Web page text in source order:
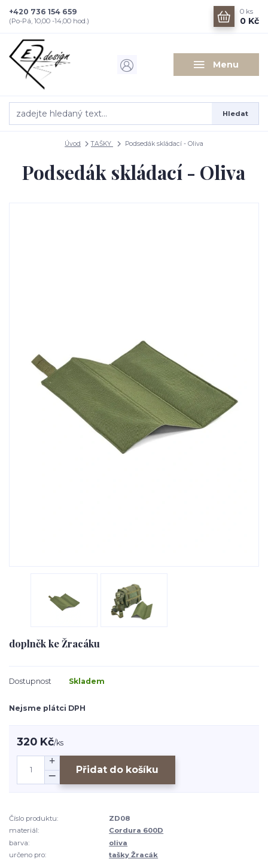
Menu
Hledat
+420 736 154 659
(Po-Pá, 10,00 -14,00 hod.)
0 ks
0 Kč
Úvod TAŠKY Podsedák skládací - Oliva
Podsedák skládací - Oliva
doplněk ke Žracáku
Dostupnost Skladem
Nejsme plátci DPH
320 Kč/ks
Přidat do košíku
Číslo produktu:
ZD08
materiál:
Cordura 600D
barva:
oliva
určeno pro:
tašky Žracák